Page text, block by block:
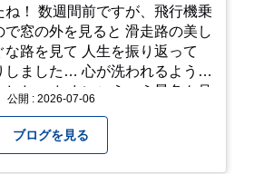
飛行機乗
を見ると 滑走路の美し
人生を振り返って
が洗われるような
いう景色も見
様方くれぐれもご自愛ください
公開 : 2026-07-06
ブログを見る